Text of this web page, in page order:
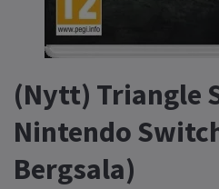
(Nytt) Triangle
Nintendo
Bergsala)